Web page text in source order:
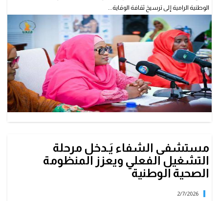
الوطنية الرامية إلى ترسيخ ثقافة الوقاية...
مستشفى الشفاء يَـدخل مرحلة
التشغيل الفعلي ويعزز المنظومة
الصحية الوطنية
2/7/2026